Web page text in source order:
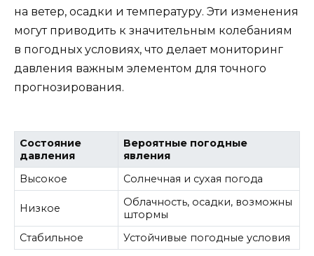
на ветер, осадки и температуру. Эти изменения
могут приводить к значительным колебаниям
в погодных условиях, что делает мониторинг
давления важным элементом для точного
прогнозирования.
Состояние
давления
Вероятные погодные
явления
Высокое
Солнечная и сухая погода
Низкое
Облачность, осадки, возможны
штормы
Стабильное
Устойчивые погодные условия